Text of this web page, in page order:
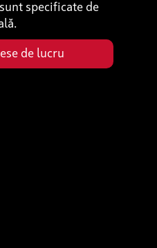
specificate de
de lucru